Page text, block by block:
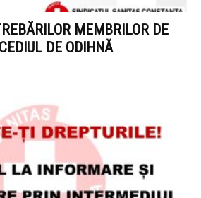
MEMBRILOR DE
DE ODIHNĂ